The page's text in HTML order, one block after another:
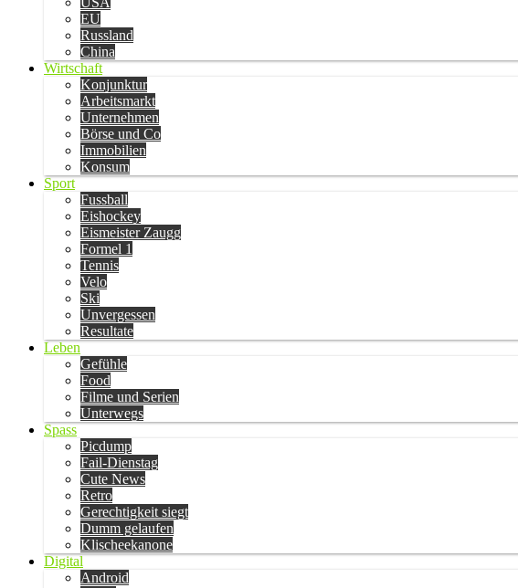
EU
Russland
China
Wirtschaft
Konjunktur
Arbeitsmarkt
Unternehmen
Börse und Co
Immobilien
Konsum
Sport
Fussball
Eishockey
Eismeister Zaugg
Formel 1
Tennis
Velo
Ski
Unvergessen
Resultate
Leben
Gefühle
Food
Filme und Serien
Unterwegs
Spass
Picdump
Fail-Dienstag
Cute News
Retro
Gerechtigkeit siegt
Dumm gelaufen
Klischeekanone
Digital
Android